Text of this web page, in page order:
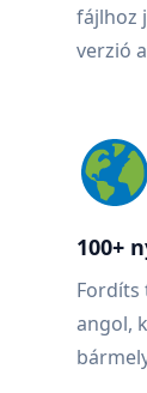
fájlhoz
verzió
100+
Fordíts
angol,